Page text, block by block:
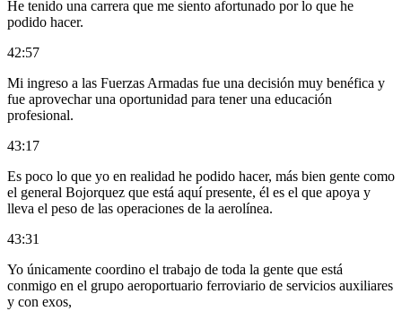
He tenido una carrera que me siento afortunado por lo que he
podido hacer.
42:57
Mi ingreso a las Fuerzas Armadas fue una decisión muy benéfica y
fue aprovechar una oportunidad para tener una educación
profesional.
43:17
Es poco lo que yo en realidad he podido hacer, más bien gente como
el general Bojorquez que está aquí presente, él es el que apoya y
lleva el peso de las operaciones de la aerolínea.
43:31
Yo únicamente coordino el trabajo de toda la gente que está
conmigo en el grupo aeroportuario ferroviario de servicios auxiliares
y con exos,